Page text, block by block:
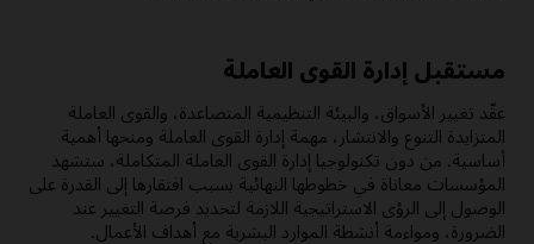
مستقبل إدارة القوى العاملة
عقّد تغيير الأسواق، والبيئة التنظيمية المتصاعدة، والقوى العاملة
المتزايدة التنوع والانتشار، مهمة إدارة القوى العاملة ومنحها أهمية
أساسية. من دون تكنولوجيا إدارة القوى العاملة المتكاملة، ستشهد
المؤسسات معاناة في خطوطها النهائية بسبب افتقارها إلى القدرة على
الوصول إلى الرؤى الاستراتيجية اللازمة لتحديد فرصة التغيير عند
الضرورة، ومواءمة أنشطة الموارد البشرية مع أهداف الأعمال.